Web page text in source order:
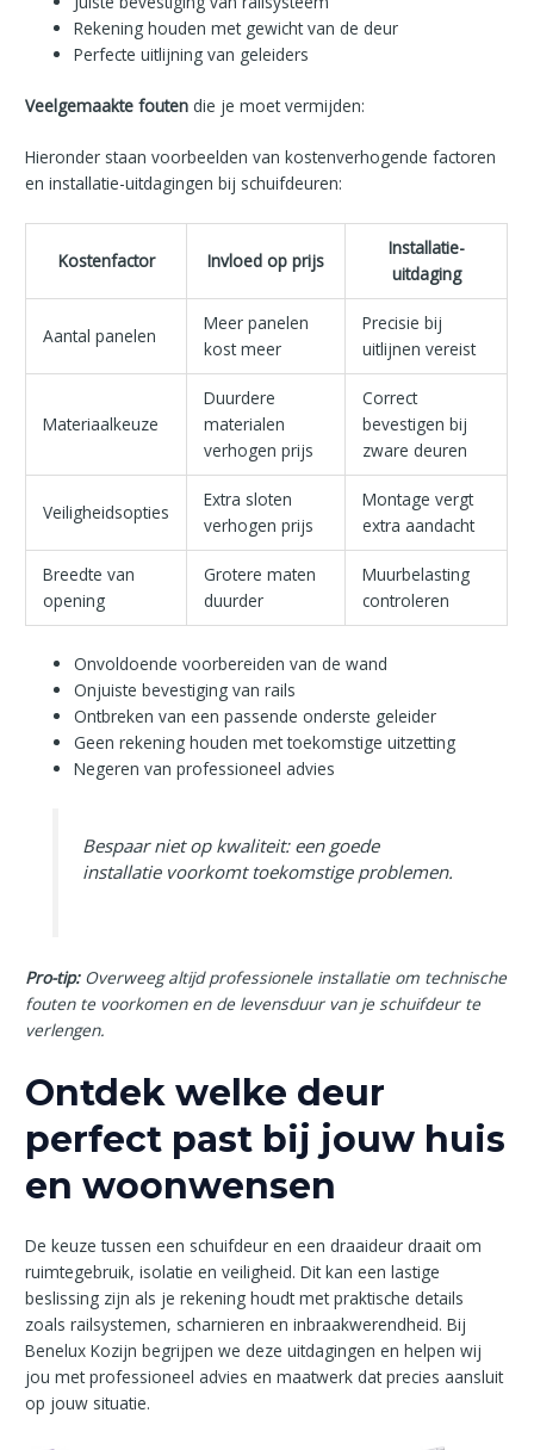
Rekening houden met gewicht van de deur
Perfecte uitlijning van geleiders
Veelgemaakte fouten die je moet vermijden:
Hieronder staan voorbeelden van kostenverhogende factoren
en installatie-uitdagingen bij schuifdeuren:
Kostenfactor Invloed op prijs
Installatie-
uitdaging
Aantal panelen
Meer panelen
kost meer
Precisie bij
uitlijnen vereist
Materiaalkeuze
Duurdere
materialen
verhogen prijs
Correct
bevestigen bij
zware deuren
Veiligheidsopties
Extra sloten
verhogen prijs
Montage vergt
extra aandacht
Breedte van
opening
Grotere maten
duurder
Muurbelasting
controleren
Onvoldoende voorbereiden van de wand
Onjuiste bevestiging van rails
Ontbreken van een passende onderste geleider
Geen rekening houden met toekomstige uitzetting
Negeren van professioneel advies
Bespaar niet op kwaliteit: een goede
installatie voorkomt toekomstige problemen.
Pro-tip: Overweeg altijd professionele installatie om technische
fouten te voorkomen en de levensduur van je schuifdeur te
verlengen.
Ontdek welke deur
perfect past bij jouw huis
en woonwensen
De keuze tussen een schuifdeur en een draaideur draait om
ruimtegebruik, isolatie en veiligheid. Dit kan een lastige
beslissing zijn als je rekening houdt met praktische details
zoals railsystemen, scharnieren en inbraakwerendheid. Bij
Benelux Kozijn begrijpen we deze uitdagingen en helpen wij
jou met professioneel advies en maatwerk dat precies aansluit
op jouw situatie.